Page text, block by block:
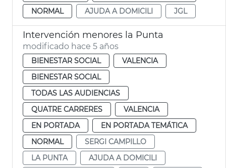
NORMAL
AJUDA A DOMICILI JGL
Intervención menores la Punta
modificado hace 5 años
BIENESTAR SOCIAL
VALENCIA
BIENESTAR SOCIAL
TODAS LAS AUDIENCIAS
QUATRE CARRERES
VALENCIA
EN PORTADA
EN PORTADA TEMÁTICA
NORMAL
SERGI CAMPILLO
LA PUNTA
AJUDA A DOMICILI